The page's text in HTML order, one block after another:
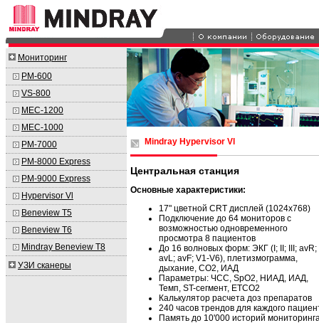
Мониторинг
PM-600
VS-800
MEC-1200
MEC-1000
PM-7000
PM-8000 Express
PM-9000 Express
Hypervisor Vl
Beneview T5
Beneview T6
Mindray Beneview T8
УЗИ сканеры
Mindray Hypervisor Vl
Центральная станция
Основные характеристики:
17" цветной CRT дисплей (1024х768)
Подключение до 64 мониторов с
возможностью одновременного
просмотра 8 пациентов
До 16 волновых форм: ЭКГ (I; II; III; avR;
avL; avF; V1-V6), плетизмограмма,
дыхание, СО2, ИАД
Параметры: ЧСС, SpO2, НИАД, ИАД,
Темп, ST-сегмент, ЕТСО2
Калькулятор расчета доз препаратов
240 часов трендов для каждого
Память до 10'000 историй